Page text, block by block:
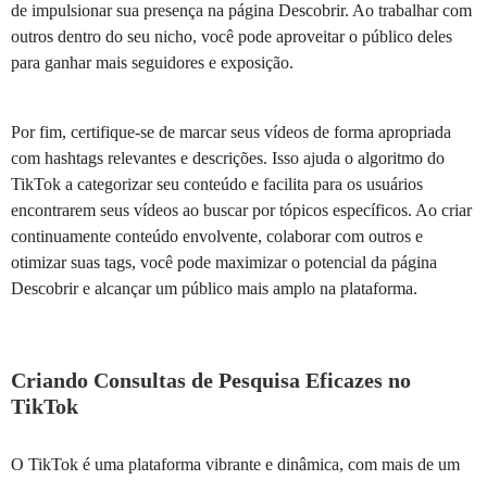
de impulsionar sua presença na página Descobrir. Ao trabalhar com
outros dentro do seu nicho, você pode aproveitar o público deles
para ganhar mais seguidores e exposição.
Por fim, certifique-se de marcar seus vídeos de forma apropriada
com hashtags relevantes e descrições. Isso ajuda o algoritmo do
TikTok a categorizar seu conteúdo e facilita para os usuários
encontrarem seus vídeos ao buscar por tópicos específicos. Ao criar
continuamente conteúdo envolvente, colaborar com outros e
otimizar suas tags, você pode maximizar o potencial da página
Descobrir e alcançar um público mais amplo na plataforma.
Criando Consultas de Pesquisa Eficazes no
TikTok
O TikTok é uma plataforma vibrante e dinâmica, com mais de um